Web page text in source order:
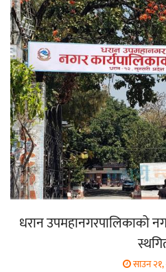
धरान उपमहानगरपालिकाको
साउन